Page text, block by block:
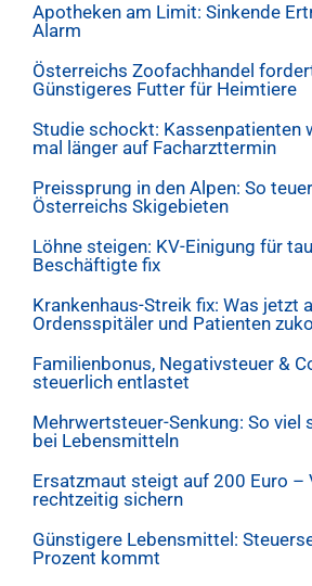
Apotheken am Limit: Sinkende
Alarm
Österreichs Zoofachhandel
Günstigeres Futter für Heimtiere
Studie schockt: Kassenpatienten
mal länger auf Facharzttermin
Preissprung in den Alpen: So
Österreichs Skigebieten
Löhne steigen: KV-Einigung für
Beschäftigte fix
Krankenhaus-Streik fix: Was jetzt
Ordensspitäler und Patienten
Familienbonus, Negativsteuer &
steuerlich entlastet
Mehrwertsteuer-Senkung: So viel
bei Lebensmitteln
Ersatzmaut steigt auf 200 Euro –
rechtzeitig sichern
Günstigere Lebensmittel:
Prozent kommt